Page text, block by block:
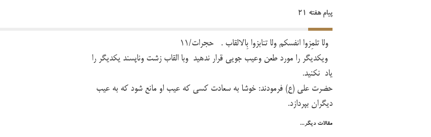
پیام هفته 21
وَلَا تَلمِزوا اَنفُسَکُم وَلَا تَنابَزُوا بِالالقاب . حجرات/11
ویکدیگر را مورد طعن وعیب جویی قرار ندهید وبا القاب زشت وناپسند یکدیگر را
یاد نکنید.
حضرت علی (ع) فرمودند: خوشا به سعادت کسی که عیب او مانع شود که به عیب
دیگران بپردازد.
مقالات دیگر...